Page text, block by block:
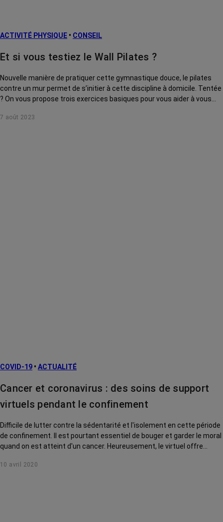
ACTIVITÉ PHYSIQUE • CONSEIL
Et si vous testiez le Wall Pilates ?
Nouvelle manière de pratiquer cette gymnastique douce, le pilates
contre un mur permet de s’initier à cette discipline à domicile. Tentée
? On vous propose trois exercices basiques pour vous aider à vous
7 août 2023
COVID-19 • ACTUALITÉ
Cancer et coronavirus : des soins de support
virtuels pendant le confinement
Difficile de lutter contre la sédentarité et l'isolement en cette période
de confinement. Il est pourtant essentiel de bouger et garder le moral
quand on est atteint d'un cancer. Heureusement, le virtuel offre
10 avril 2020